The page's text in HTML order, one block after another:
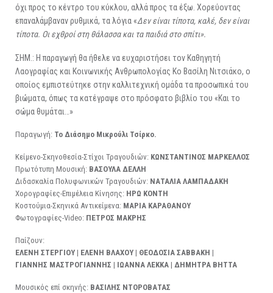
όχι προς το κέντρο του κύκλου, αλλά προς τα έξω. Χορεύοντας
επαναλάμβαναν ρυθμικά, τα λόγια «Δεν είναι τίποτα, καλέ, δεν είναι
τίποτα. Οι εχθροί στη θάλασσα και τα παιδιά στο σπίτι».
ΣΗΜ.: Η παραγωγή θα ήθελε να ευχαριστήσει τον Καθηγητή
Λαογραφίας και Κοινωνικής Ανθρωπολογίας Κο Βασίλη Νιτσιάκο, ο
οποίος εμπιστεύτηκε στην καλλιτεχνική ομάδα τα προσωπικά του
βιώματα, όπως τα κατέγραψε στο πρόσφατο βιβλίο του «Και το
σώμα θυμάται…»
Παραγωγή: Το Διάσημο Μικρούλι Τσίρκο.
Κείμενο-Σκηνοθεσία-Στίχοι Τραγουδιών: ΚΩΝΣΤΑΝΤΙΝΟΣ ΜΑΡΚΕΛΛΟΣ
Πρωτότυπη Μουσική: ΒΑΣΟΥΛΑ ΔΕΛΛΗ
Διδασκαλία Πολυφωνικών Τραγουδιών: ΝΑΤΑΛΙΑ ΛΑΜΠΑΔΑΚΗ
Χορογραφίες-Επιμέλεια Κίνησης: ΗΡΩ ΚΟΝΤΗ
Κοστούμια-Σκηνικά Αντικείμενα: ΜΑΡΙΑ ΚΑΡΑΘΑΝΟΥ
Φωτογραφίες-Video: ΠΕΤΡΟΣ ΜΑΚΡΗΣ
Παίζουν:
ΕΛΕΝΗ ΣΤΕΡΓΙΟΥ | ΕΛΕΝΗ ΒΛΑΧΟΥ | ΘΕΟΔΟΣΙΑ ΣΑΒΒΑΚΗ |
ΓΙΑΝΝΗΣ ΜΑΣΤΡΟΓΙΑΝΝΗΣ | ΙΩΑΝΝΑ ΛΕΚΚΑ | ΔΗΜΗΤΡΑ ΒΗΤΤΑ
Μουσικός επί σκηνής: ΒΑΣΙΛΗΣ ΝΤΟΡΟΒΑΤΑΣ